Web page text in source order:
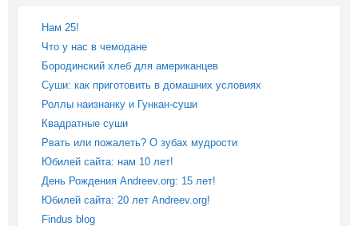
Нам 25!
Что у нас в чемодане
Бородинский хлеб для американцев
Суши: как приготовить в домашних условиях
Роллы наизнанку и Гункан-суши
Квадратные суши
Рвать или пожалеть? О зубах мудрости
Юбилей сайта: нам 10 лет!
День Рождения Andreev.org: 15 лет!
Юбилей сайта: 20 лет Andreev.org!
Findus blog